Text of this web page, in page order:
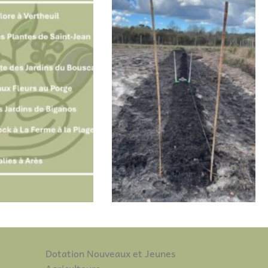
Dotation Nouveaux et Jeunes